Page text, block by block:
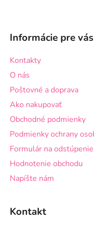
Informácie pre vás
Kontakty
O nás
Poštovné a doprava
Ako nakupovať
Obchodné podmienky
Podmienky ochrany
Formulár na
Hodnotenie obchodu
Napíšte nám
Kontakt